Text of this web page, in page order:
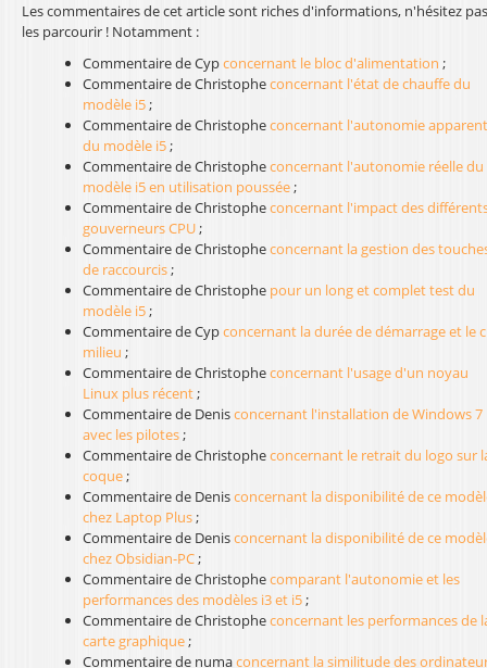
Les commentaires de cet article sont riches d'informations, n'hésitez
les parcourir ! Notamment :
Commentaire de Cypconcernant le bloc d'alimentation ;
Commentaire de Christopheconcernant l'état de chauffe du
modèle i5;
Commentaire de Christopheconcernant l'autonomie
du modèle i5;
Commentaire de Christopheconcernant l'autonomie réelle du
modèle i5 en utilisation poussée;
Commentaire de Christopheconcernant l'impact des
gouverneurs CPU;
Commentaire de Christopheconcernant la gestion des
de raccourcis;
Commentaire de Christophe pour un long et complet test du
modèle i5;
Commentaire de Cypconcernant la durée de démarrage et le
milieu ;
Commentaire de Christopheconcernant l'usage d'un noyau
Linux plus récent;
Commentaire de Denisconcernant l'installation de Windows 7
avec les pilotes;
Commentaire de Christopheconcernant le retrait du logo sur
coque;
Commentaire de Denisconcernant la disponibilité de ce
chez Laptop Plus;
Commentaire de Denisconcernant la disponibilité de ce
chez Obsidian-PC;
Commentaire de Christophecomparant l'autonomie et les
performances des modèles i3 et i5;
Commentaire de Christopheconcernant les performances de
carte graphique;
Commentaire de numaconcernant la similitude des